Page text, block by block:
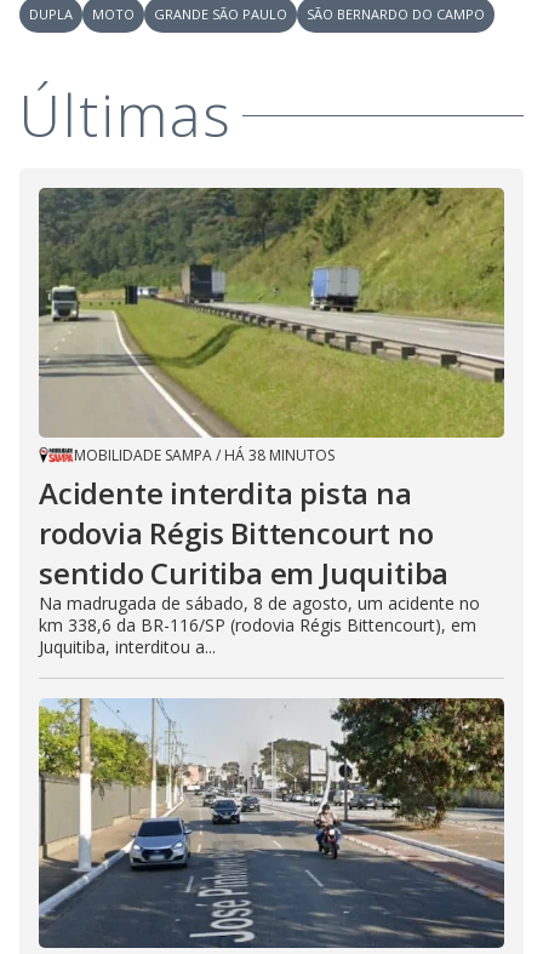
a
y
V
i
d
e
o
o
s
d
o
s
DUPLA MOTO GRANDE SÃO PAULO SÃO BERNARDO DO CAMPO
Últimas
MOBILIDADE SAMPA/ HÁ 38 MINUTOS
Acidente interdita pista na
rodovia Régis Bittencourt no
sentido Curitiba em Juquitiba
Na madrugada de sábado, 8 de agosto, um acidente no
km 338,6 da BR-116/SP (rodovia Régis Bittencourt), em
Juquitiba, interditou a...